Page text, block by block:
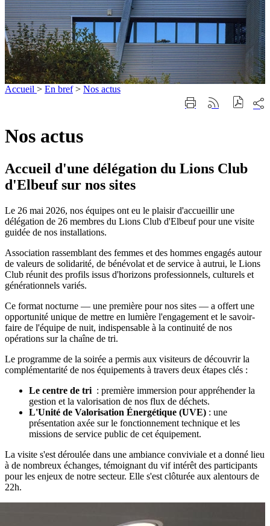
Accueil > En bref > Nos actus
ImprimerGénérer
sur
Nos actus
Accueil d'une délégation du Lions Club
d'Elbeuf sur nos sites
Le 26 mai 2026, nos équipes ont eu le plaisir d'accueillir une
délégation de 26 membres du Lions Club d'Elbeuf pour une visite
guidée de nos installations.
Association rassemblant des femmes et des hommes engagés autour
de valeurs de solidarité, de bénévolat et de service à autrui, le Lions
Club réunit des profils issus d'horizons professionnels, culturels et
générationnels variés.
Ce format nocturne — une première pour nos sites — a offert une
opportunité unique de mettre en lumière l'engagement et le savoir-
faire de l'équipe de nuit, indispensable à la continuité de nos
opérations sur la chaîne de tri.
Le programme de la soirée a permis aux visiteurs de découvrir la
complémentarité de nos équipements à travers deux étapes clés :
Le centre de tri : première immersion pour appréhender la
gestion et la valorisation de nos flux de déchets.
L'Unité de Valorisation Énergétique (UVE) : une
présentation axée sur le fonctionnement technique et les
missions de service public de cet équipement.
La visite s'est déroulée dans une ambiance conviviale et a donné lieu
à de nombreux échanges, témoignant du vif intérêt des participants
pour les enjeux de notre secteur. Elle s'est clôturée aux alentours de
22h.